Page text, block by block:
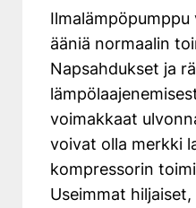
Ilmalämpöpumppu
ääniä normaalin
Napsahdukset ja
voimakkaat
voivat olla merkki
kompressorin
Useimmat